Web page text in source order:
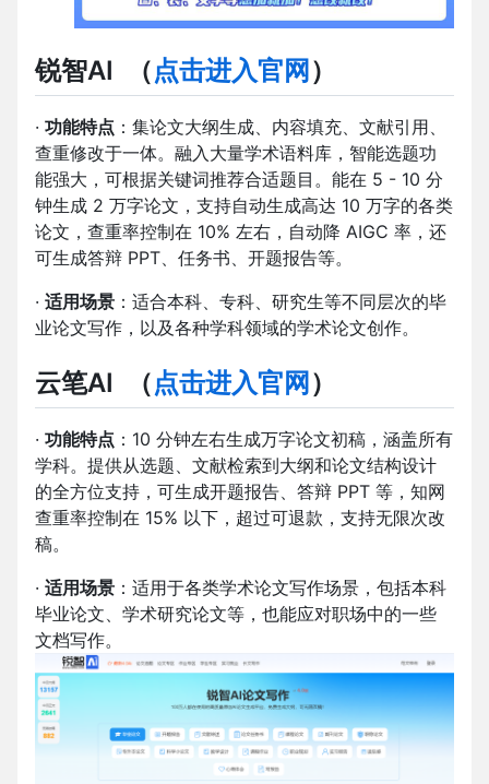
锐智AI （点击进入官网 ）
· 功能特点 ：集论文大纲生成、内容填充、文献引用、
查重修改于一体。融入大量学术语料库，智能选题功
能强大，可根据关键词推荐合适题目。能在 5 - 10 分
钟生成 2 万字论文，支持自动生成高达 10 万字的各类
论文，查重率控制在 10% 左右，自动降 AIGC 率，还
可生成答辩 PPT、任务书、开题报告等。
· 适用场景 ：适合本科、专科、研究生等不同层次的毕
业论文写作，以及各种学科领域的学术论文创作。
云笔AI （点击进入官网 ）
· 功能特点 ：10 分钟左右生成万字论文初稿，涵盖所有
学科。提供从选题、文献检索到大纲和论文结构设计
的全方位支持，可生成开题报告、答辩 PPT 等，知网
查重率控制在 15% 以下，超过可退款，支持无限次改
稿。
· 适用场景 ：适用于各类学术论文写作场景，包括本科
毕业论文、学术研究论文等，也能应对职场中的一些
文档写作。